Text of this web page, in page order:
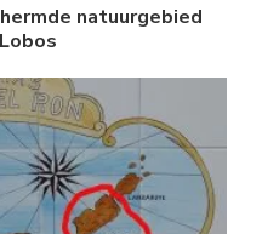
natuurgebied